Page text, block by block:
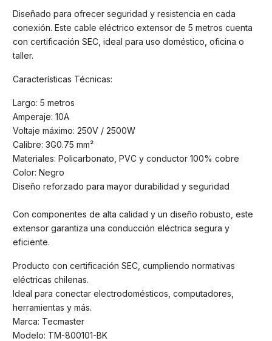
Diseñado para ofrecer seguridad y resistencia en cada
conexión. Este cable eléctrico extensor de 5 metros cuenta
con certificación SEC, ideal para uso doméstico, oficina o
taller.
Características Técnicas:
Largo: 5 metros
Amperaje: 10A
Voltaje máximo: 250V / 2500W
Calibre: 3G0.75 mm²
Materiales: Policarbonato, PVC y conductor 100% cobre
Color: Negro
Diseño reforzado para mayor durabilidad y seguridad
Con componentes de alta calidad y un diseño robusto, este
extensor garantiza una conducción eléctrica segura y
eficiente.
Producto con certificación SEC, cumpliendo normativas
eléctricas chilenas.
Ideal para conectar electrodomésticos, computadores,
herramientas y más.
Marca: Tecmaster
Modelo: TM-800101-BK